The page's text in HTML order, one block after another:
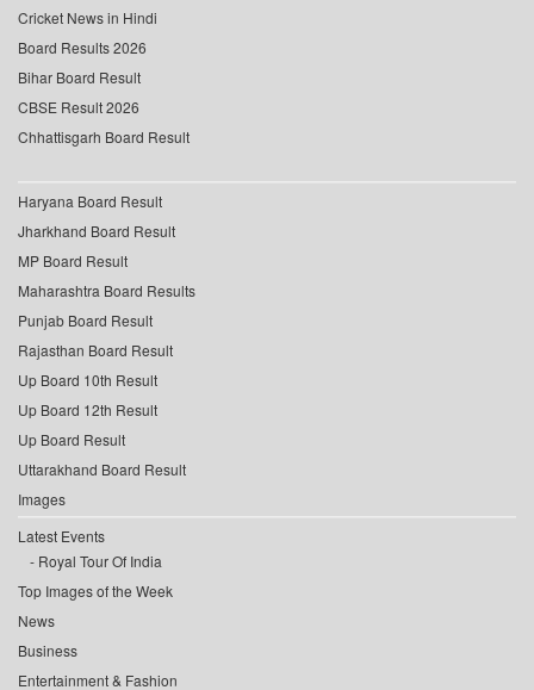
Cricket News in Hindi
Board Results 2026
Bihar Board Result
CBSE Result 2026
Chhattisgarh Board Result
Haryana Board Result
Jharkhand Board Result
MP Board Result
Maharashtra Board Results
Punjab Board Result
Rajasthan Board Result
Up Board 10th Result
Up Board 12th Result
Up Board Result
Uttarakhand Board Result
Images
Latest Events
Royal Tour Of India
Top Images of the Week
News
Business
Entertainment & Fashion